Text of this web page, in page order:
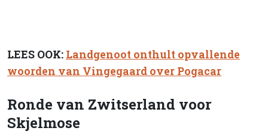
LEES OOK: Landgenoot onthult opvallende
woorden van Vingegaard over Pogacar
Ronde van Zwitserland voor
Skjelmose